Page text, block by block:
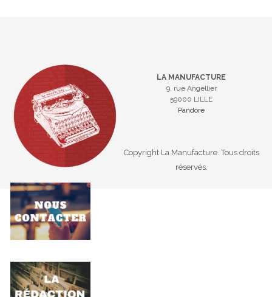
LA MANUFACTURE
9, rue Angellier
59000 LILLE
Pandore
Copyright La Manufacture. Tous droits
réservés.